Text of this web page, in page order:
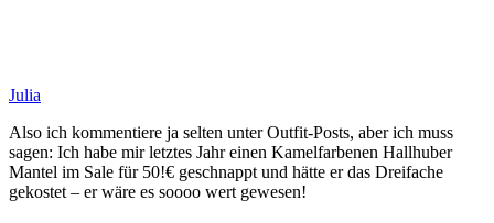
Julia
Also ich kommentiere ja selten unter Outfit-Posts, aber ich muss
sagen: Ich habe mir letztes Jahr einen Kamelfarbenen Hallhuber
Mantel im Sale für 50!€ geschnappt und hätte er das Dreifache
gekostet – er wäre es soooo wert gewesen!